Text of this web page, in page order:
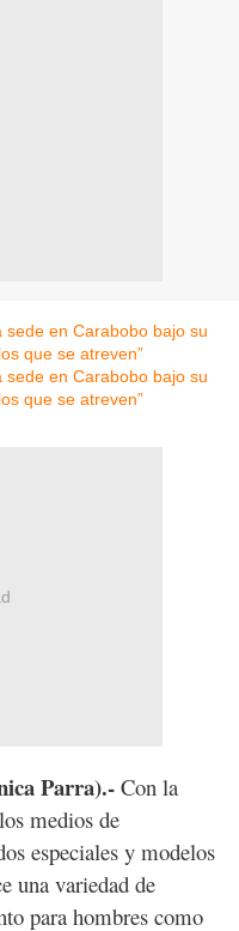
Parra).- Con la
medios de
especiales y modelos
una variedad de
para hombres como